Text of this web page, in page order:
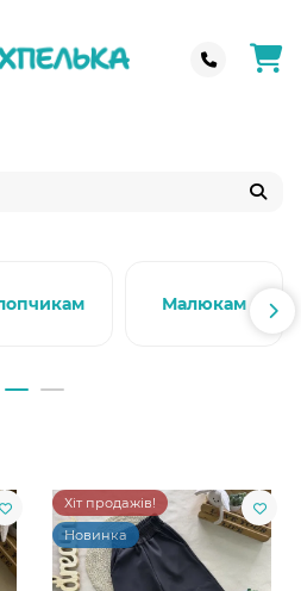
Малюкам
Хіт продажів!
Новинка